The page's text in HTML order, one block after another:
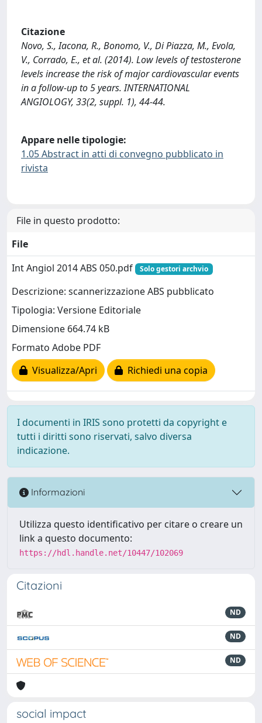
Citazione
Novo, S., Iacona, R., Bonomo, V., Di Piazza, M., Evola,
V., Corrado, E., et al. (2014). Low levels of testosterone
levels increase the risk of major cardiovascular events
in a follow-up to 5 years. INTERNATIONAL
ANGIOLOGY, 33(2, suppl. 1), 44-44.
Appare nelle tipologie:
1.05 Abstract in atti di convegno pubblicato in
rivista
File in questo prodotto:
File
Int Angiol 2014 ABS 050.pdf
Solo gestori archvio
Descrizione: scannerizzazione ABS pubblicato
Tipologia: Versione Editoriale
Dimensione 664.74 kB
Formato Adobe PDF
Visualizza/Apri
Richiedi una copia
I documenti in IRIS sono protetti da copyright e
tutti i diritti sono riservati, salvo diversa
indicazione.
Informazioni
Utilizza questo identificativo per citare o creare un
link a questo documento:
https://hdl.handle.net/10447/102069
Citazioni
ND
ND
ND
social impact